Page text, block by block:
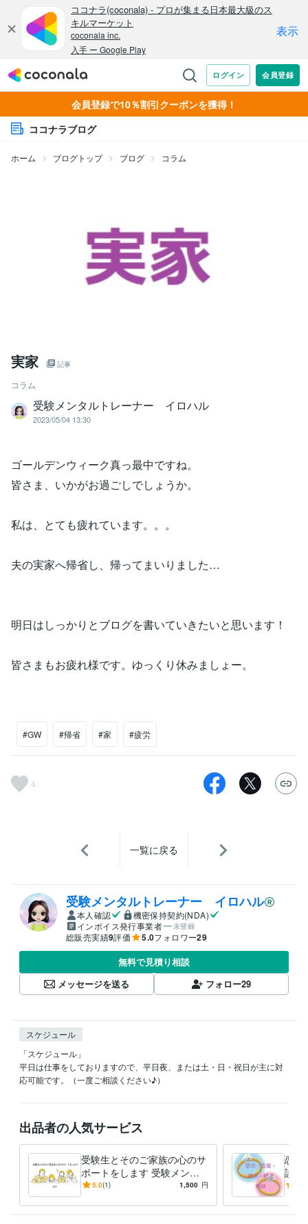
会員登録で10％割引クーポンを獲得！
ココナラブログ
ホーム ブログトップ ブログ コラム
実家 記事
コラム
受験メンタルトレーナー イロハル
2023/05/04 13:30
ゴールデンウィーク真っ最中ですね。
皆さま、いかがお過ごしでしょうか。
私は、とても疲れています。。。
夫の実家へ帰省し、帰ってまいりました…
明日はしっかりとブログを書いていきたいと思います！
皆さまもお疲れ様です。ゆっくり休みましょー。
#GW #帰省 #家 #疲労
4
一覧に戻る
受験メンタルトレーナー イロハル
本人確認
機密保持契約(NDA)
インボイス発行事業者
未登録
総販売実績9評価 5.0フォロワー29
無料で見積り相談
メッセージを送る
フォロー29
スケジュール
「スケジュール」
平日は仕事をしておりますので、平日夜、または土・日・祝日が主に対
応可能です。（一度ご相談ください♪）
出品者の人気サービス
受験生とそのご家族の心のサ
ポートをします 受験メンタ
ルトレーナーがあなたのお悩
5.0(1) 1,500 円
恋活
談乗
ンタ